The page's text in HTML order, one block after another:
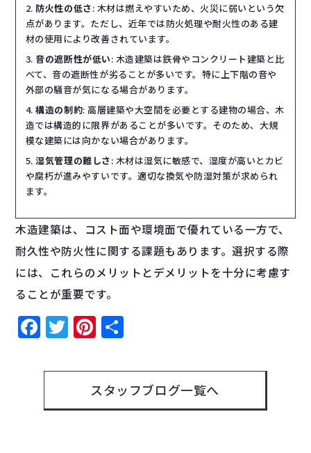
防火性の低さ: 木材は燃えやすいため、火災に弱いという欠
点があります。ただし、近年では防火処理や耐火性のある建
材の使用により改善されています。
音の遮断性が低い: 木造建築は鉄骨やコンクリート建築と比
べて、音の遮断性が劣ることが多いです。特に上下階の音や
外部の騒音が気になる場合があります。
構造の制約: 高層建築や大空間を必要とする建物の場合、木
造では構造的に限界があることが多いです。そのため、大規
模な建築には向かない場合があります。
湿気管理の難しさ: 木材は湿気に敏感で、湿度が高いとカビ
や腐朽が進みやすいです。適切な換気や防湿対策が求められ
ます。
木造建築は、コスト面や環境面で優れている一方で、
耐久性や防火性に関する課題もあります。選択する際
には、これらのメリットとデメリットを十分に考慮す
ることが重要です。
Facebook
Twitter
Pinterest
スタッフブログ一覧へ